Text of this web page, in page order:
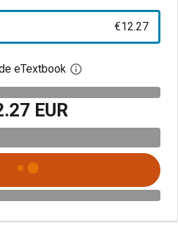
€12.27
eTextbook Abre el cuadro de
EUR